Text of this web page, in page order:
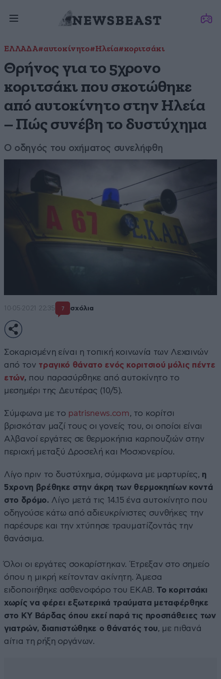
ΕΛΛΑΔΑ#αυτοκίνητο#Ηλεία#κοριτσάκι
Θρήνος για το 5χρονο
κοριτσάκι που σκοτώθηκε
από αυτοκίνητο στην Ηλεία
– Πώς συνέβη το δυστύχημα
Ο οδηγός του οχήματος συνελήφθη
10·05·2021 22:35 7 σχόλια
Σοκαρισμένη είναι η τοπική κοινωνία των Λεχαινών
από τον τραγικό θάνατο ενός κοριτσιού μόλις πέντε
ετών, που παρασύρθηκε από αυτοκίνητο το
μεσημέρι της Δευτέρας (10/5).
Σύμφωνα με το patrisnews.com, το κορίτσι
βρισκόταν μαζί τους οι γονείς του, οι οποίοι είναι
Αλβανοί εργάτες σε θερμοκήπια καρπουζιών στην
περιοχή μεταξύ Δροσελή και Μοσχονερίου.
Λίγο πριν το δυστύχημα, σύμφωνα με μαρτυρίες, η
5χρονη βρέθηκε στην άκρη των θερμοκηπίων κοντά
στο δρόμο. Λίγο μετά τις 14.15 ένα αυτοκίνητο που
οδηγούσε κάτω από αδιευκρίνιστες συνθήκες την
παρέσυρε και την χτύπησε τραυματίζοντάς την
θανάσιμα.
Όλοι οι εργάτες σοκαρίστηκαν. Έτρεξαν στο σημείο
όπου η μικρή κείτονταν ακίνητη. Άμεσα
ειδοποιήθηκε ασθενοφόρο του ΕΚΑΒ. Το κοριτσάκι
χωρίς να φέρει εξωτερικά τραύματα μεταφέρθηκε
στο ΚΥ Βάρδας όπου εκεί παρά τις προσπάθειες των
γιατρών, διαπιστώθηκε ο θάνατός του, με πιθανά
αίτια τη ρήξη οργάνων.